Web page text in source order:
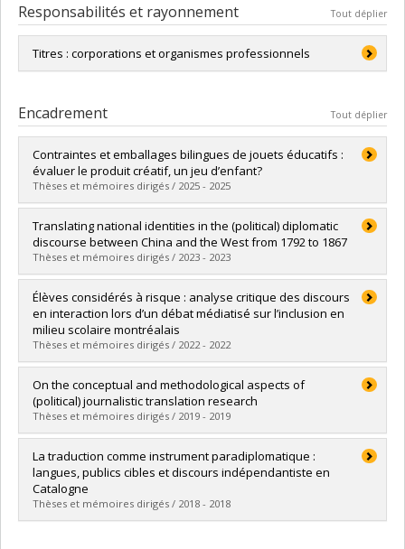
Responsabilités et rayonnement Tout déplier
Titres : corporations et organismes professionnels
interprètes agréés du Québec (
Encadrement Tout déplier
Contraintes et emballages bilingues de jouets éducatifs :
évaluer le produit créatif, un jeu d’enfant?
Thèses et mémoires dirigés / 2025 - 2025
Diplômé(e) :Lavallée Chouinard, Valérie
Cycle :Maîtrise
Diplôme obtenu :M.A.
Lien vers le document dans Papyrus
Translating national identities in the (political) diplomatic
discourse between China and the West from 1792 to 1867
Thèses et mémoires dirigés / 2023 - 2023
Diplômé(e) :Zheng, Xinnian
Cycle :Doctorat
Diplôme obtenu :Ph. D.
Lien vers le document dans Papyrus
Élèves considérés à risque : analyse critique des discours
en interaction lors d’un débat médiatisé sur l’inclusion en
milieu scolaire montréalais
Thèses et mémoires dirigés / 2022 - 2022
Diplômé(e) :Doré, Emmanuelle
Cycle :Doctorat
Diplôme obtenu :Ph. D.
Lien vers le document dans Papyrus
On the conceptual and methodological aspects of
(political) journalistic translation research
Thèses et mémoires dirigés / 2019 - 2019
Diplômé(e) : Kalantari, Esmaeil
Cycle :Doctorat
Diplôme obtenu :
Lien vers le document dans Papyrus
La traduction comme instrument paradiplomatique :
langues, publics cibles et discours indépendantiste en
Catalogne
Thèses et mémoires dirigés / 2018 - 2018